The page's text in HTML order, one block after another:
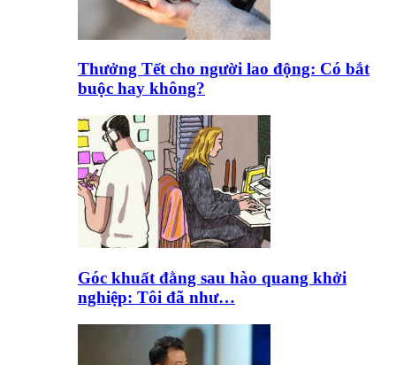
Thưởng Tết cho người lao động: Có bắt
buộc hay không?
Góc khuất đằng sau hào quang khởi
nghiệp: Tôi đã như…